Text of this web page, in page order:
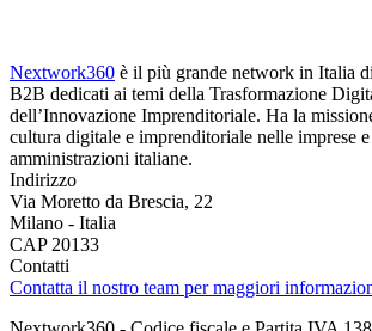
Nextwork360 è il più grande network in Italia
B2B dedicati ai temi della Trasformazione
dell’Innovazione Imprenditoriale. Ha la
cultura digitale e imprenditoriale nelle imprese
amministrazioni italiane.
Indirizzo
Via Moretto da Brescia, 22
Milano - Italia
CAP 20133
Contatti
Contatta il nostro team per maggiori